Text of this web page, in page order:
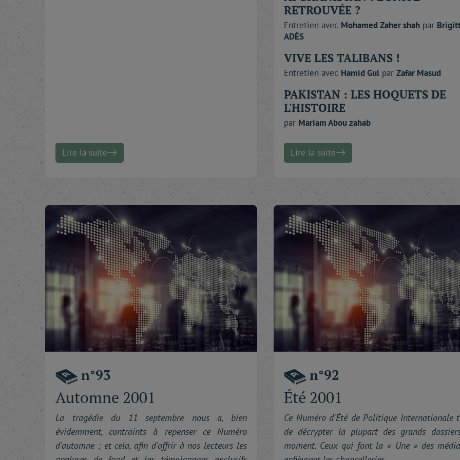
Lire la suite
RETROUVÉE ?
Entretien avec MohamedZaher shah par
ADÈS
VIVE LES TALIBANS !
Entretien avec HamidGul par Zafar Masud
PAKISTAN : LES HOQUETS DE
L'HISTOIRE
par MariamAbou zahab
Lire la suite
n°93
Automne 2001
La tragédie du 11 septembre nous a, bien
évidemment, contraints à repenser ce Numéro
d'automne ; et cela, afin d'offrir à nos lecteurs les
n°92
Été 2001
Ce Numéro d'Été de Politique Internationale
de décrypter la plupart des grands
moment. Ceux qui font la « Une » des